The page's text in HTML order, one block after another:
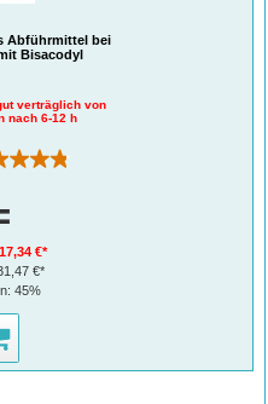
Abführmittel bei
Bisacodyl
verträglich von
nach 6-12 h
17,34 €*
€*
45%